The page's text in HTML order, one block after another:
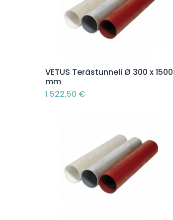
Lisää ostoskoriin
VETUS Terästunneli Ø 300 x 1500
mm
1 522,50 €